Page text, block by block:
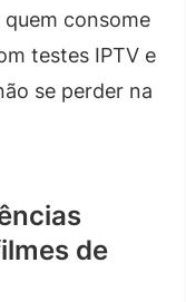
consome
testes IPTV e
se perder na
de